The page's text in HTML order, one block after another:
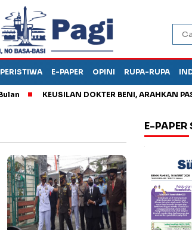
PERISTIWA E-PAPER OPINI RUPA-RUPA
KEUSILAN DOKTER BENI, ARAHKAN PASIEN
E-PAPER